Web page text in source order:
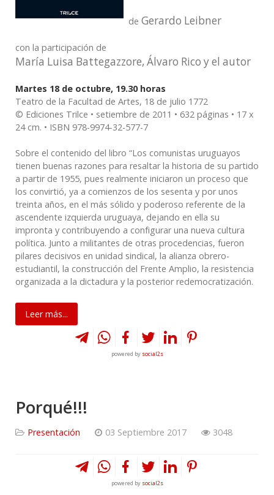
de Gerardo Leibner
con la participación de
María Luisa Battegazzore, Álvaro Rico y el autor
Martes 18 de octubre, 19.30 horas
Teatro de la Facultad de Artes, 18 de julio 1772
© Ediciones Trilce • setiembre de 2011 • 632 páginas • 17 x
24 cm. • ISBN 978-9974-32-577-7
Sobre el contenido del libro “Los comunistas uruguayos
tienen buenas razones para resaltar la historia de su partido
a partir de 1955, pues realmente iniciaron un proceso que
los convirtió, ya a comienzos de los sesenta y por unos
treinta años, en el más sólido y poderoso referente de la
ascendente izquierda uruguaya, dejando en ella su
impronta y contribuyendo a configurar una nueva cultura
política. Junto a militantes de otras procedencias, fueron
pilares decisivos en unidad sindical, la alianza obrero-
estudiantil, la construcción del Frente Amplio, la resistencia
organizada a la dictadura y la posterior redemocratización.
Leer más...
powered by social2s
Porqué!!!
Presentación 03 Septiembre 2017 3048
powered by social2s